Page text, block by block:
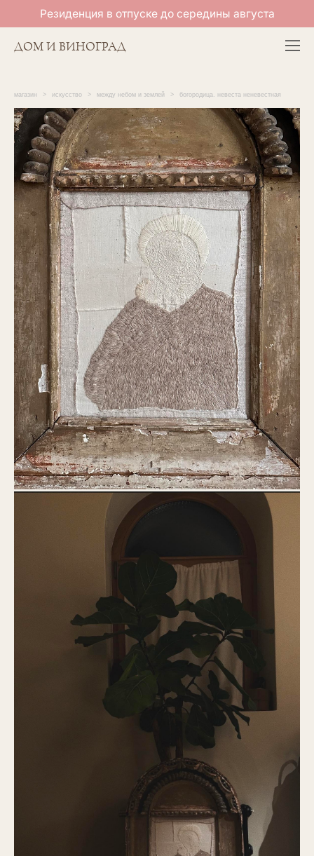
Резиденция в отпуске до середины августа
ДОМ И ВИНОГРАД
магазин > искусство > между небом и землей > богородица. невеста неневестная